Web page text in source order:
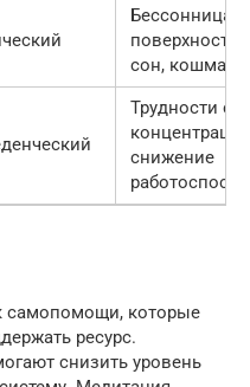
Бессонница,
сон, кошмары
Трудности с
снижение
самопомощи, которые
ресурс.
снизить уровень